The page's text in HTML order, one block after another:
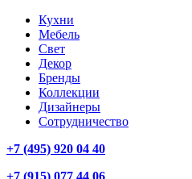
Кухни
Мебель
Свет
Декор
Бренды
Коллекции
Дизайнеры
Сотрудничество
+7 (495) 920 04 40